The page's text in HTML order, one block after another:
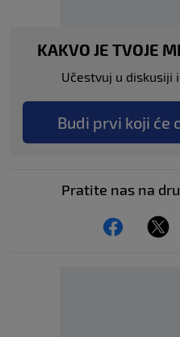
KAKVO JE TVOJE
Učestvuj u diskusiji
Budi prvi koji
Pratite nas na